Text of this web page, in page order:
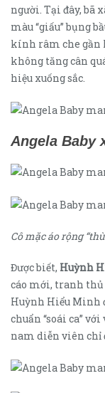
người. Tại đây, bã
màu “giấu” bụng
kính râm che gần
không tăng cân
hiệu xuống sắc.
Angela Baby
Cô mặc áo rộng
Được biết, Huỳnh
cáo mới, tranh thủ
Huỳnh Hiểu Minh
chuẩn “soái ca”
nam diễn viên chỉ